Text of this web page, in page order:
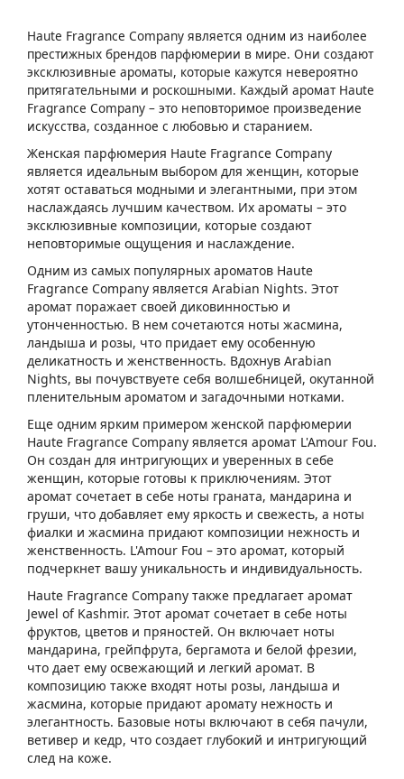
Haute Fragrance Company является одним из наиболее
престижных брендов парфюмерии в мире. Они создают
эксклюзивные ароматы, которые кажутся невероятно
притягательными и роскошными. Каждый аромат Haute
Fragrance Company – это неповторимое произведение
искусства, созданное с любовью и старанием.
Женская парфюмерия Haute Fragrance Company
является идеальным выбором для женщин, которые
хотят оставаться модными и элегантными, при этом
наслаждаясь лучшим качеством. Их ароматы – это
эксклюзивные композиции, которые создают
неповторимые ощущения и наслаждение.
Одним из самых популярных ароматов Haute
Fragrance Company является Arabian Nights. Этот
аромат поражает своей диковинностью и
утонченностью. В нем сочетаются ноты жасмина,
ландыша и розы, что придает ему особенную
деликатность и женственность. Вдохнув Arabian
Nights, вы почувствуете себя волшебницей, окутанной
пленительным ароматом и загадочными нотками.
Еще одним ярким примером женской парфюмерии
Haute Fragrance Company является аромат L'Amour Fou.
Он создан для интригующих и уверенных в себе
женщин, которые готовы к приключениям. Этот
аромат сочетает в себе ноты граната, мандарина и
груши, что добавляет ему яркость и свежесть, а ноты
фиалки и жасмина придают композиции нежность и
женственность. L'Amour Fou – это аромат, который
подчеркнет вашу уникальность и индивидуальность.
Haute Fragrance Company также предлагает аромат
Jewel of Kashmir. Этот аромат сочетает в себе ноты
фруктов, цветов и пряностей. Он включает ноты
мандарина, грейпфрута, бергамота и белой фрезии,
что дает ему освежающий и легкий аромат. В
композицию также входят ноты розы, ландыша и
жасмина, которые придают аромату нежность и
элегантность. Базовые ноты включают в себя пачули,
ветивер и кедр, что создает глубокий и интригующий
след на коже.